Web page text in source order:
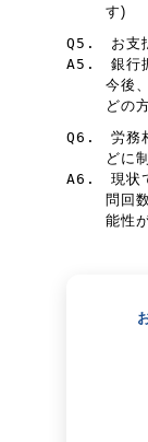
す)
Q5.
お支
A5.
銀行
今後
どの
Q6.
労務
どに
A6.
現状
問回
能性